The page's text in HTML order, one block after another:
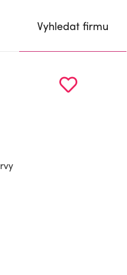
Vyhledat firmu